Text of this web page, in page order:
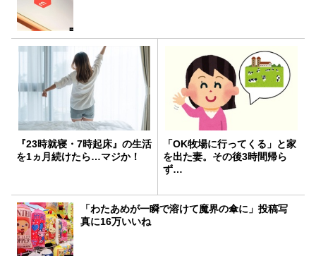
『23時就寝・7時起床』の生活
を1ヵ月続けたら…マジか！
「OK牧場に行ってくる」と家
を出た妻。その後3時間帰ら
ず…
「わたあめが一瞬で溶けて魔界の傘に」投稿写
真に16万いいね